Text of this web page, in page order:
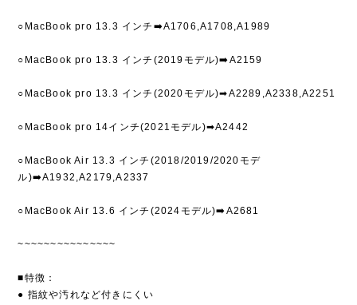
○MacBook pro 13.3 インチ➡️A1706,A1708,A1989
○MacBook pro 13.3 インチ(2019モデル)➡️A2159
○MacBook pro 13.3 インチ(2020モデル)➡A2289,A2338,A2251
○MacBook pro 14インチ(2021モデル)➡A2442
○MacBook Air 13.3 インチ(2018/2019/2020モデ
ル)➡️A1932,A2179,A2337
○MacBook Air 13.6 インチ(2024モデル)➡️A2681
~~~~~~~~~~~~~~~
■特徴：
● 指紋や汚れなど付きにくい